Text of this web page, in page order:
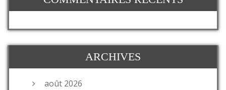
ARCHIVES
août 2026